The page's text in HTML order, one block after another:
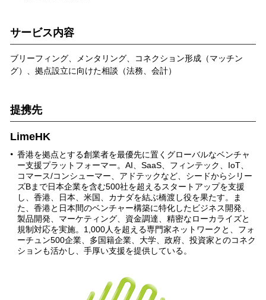
サービス内容
ブリーフィング、メンタリング、コネクション形成（マッチン
グ）、拠点設立に向けた相談（法務、会計）
提携先
LimeHK
香港を拠点とする創業者を最優先に置くグローバルなベンチャ
ー支援プラットフォーマー。AI、SaaS、フィンテック、IoT、
コマース/コンシューマー、アドテックなど、シードからシリー
ズBまで日本企業を含む500社を超えるスタートアップを支援
し、香港、日本、米国、カナダを結ぶ橋渡し役を果たす。ま
た、香港と日本間のベンチャー構築に特化したビジネス開発、
製品開発、マーケティング、資金調達、精密なローカライズと
規制対応を実施。1,000人を超える専門家ネットワークと、フォ
ーチュン500企業、多国籍企業、大学、政府、投資家とのコネク
ションも活かし、手厚い支援を提供している。